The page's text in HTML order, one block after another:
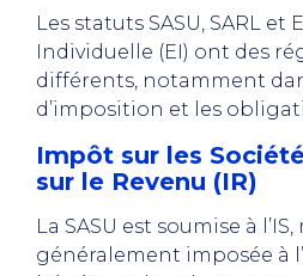
Les statuts SASU, SARL et
Individuelle (EI) ont des
différents, notamment
d’imposition et les
Impôt sur les
sur le Revenu (IR)
La SASU est soumise à l’IS,
généralement imposée à